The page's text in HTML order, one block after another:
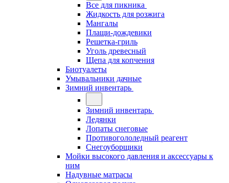
Все для пикника
Жидкость для розжига
Мангалы
Плащи-дождевики
Решетка-гриль
Уголь древесный
Щепа для копчения
Биотуалеты
Умывальники дачные
Зимний инвентарь
Зимний инвентарь
Ледянки
Лопаты снеговые
Противогололедный реагент
Снегоуборщики
Мойки высокого давления и аксессуары к
ним
Надувные матрасы